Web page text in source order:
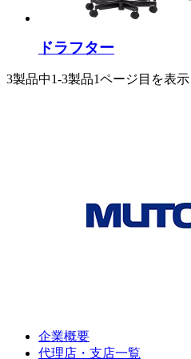
ドラフター
3製品中1-3製品1ページ目を表示
企業概要
代理店・支店一覧